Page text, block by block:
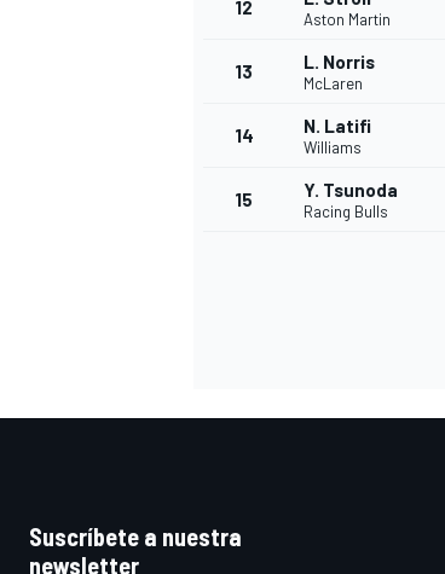
12
Aston Martin
13 L. Norris
McLaren
14 N. Latifi
Williams
15 Y. Tsunoda
Racing Bulls
Suscríbete a nuestra
newsletter